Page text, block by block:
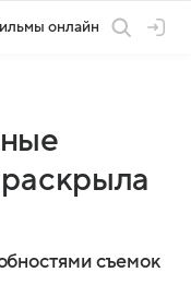
онлайн
съемок